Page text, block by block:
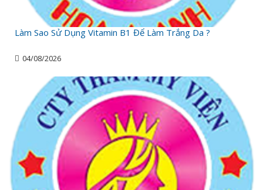
Làm Sao Sử Dụng Vitamin B1 Để Làm Trắng Da ?
04/08/2026